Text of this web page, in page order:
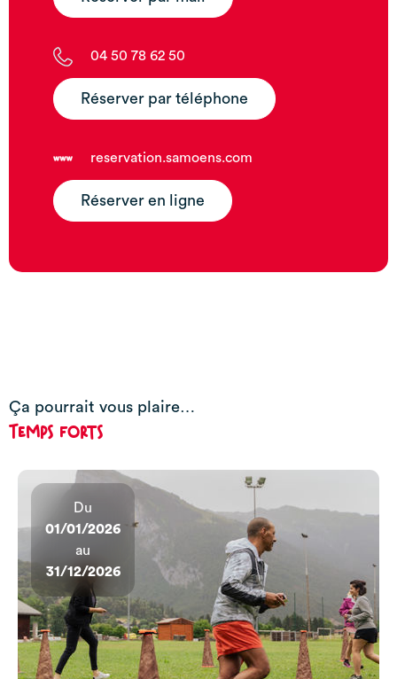
04 50 78 62 50
Réserver par téléphone
reservation.samoens.com
Réserver en ligne
Ça pourrait vous plaire…
Temps forts
Du
01/01/2026
au
31/12/2026